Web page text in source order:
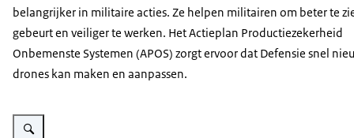
belangrijker in militaire acties. Ze helpen militairen om beter te
gebeurt en veiliger te werken. Het Actieplan Productiezekerheid
Onbemenste Systemen (APOS) zorgt ervoor dat Defensie snel
drones kan maken en aanpassen.
Vergroot afbeelding Een vliegende drone.